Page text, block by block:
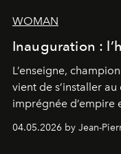
WOMAN
Inauguration :
L’enseigne,
vient de s’installer
imprégnée d’empire
extrêmes fait
04.05.2026 by Jean-